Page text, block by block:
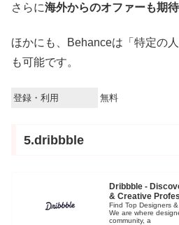
さらに海外からのオファーも期待
ほかにも、Behanceは「特定の
も可能です。
登録・利用 無料
5.dribbble
Dribbble -
& Creative
Find Top Designers
We are where
community, a